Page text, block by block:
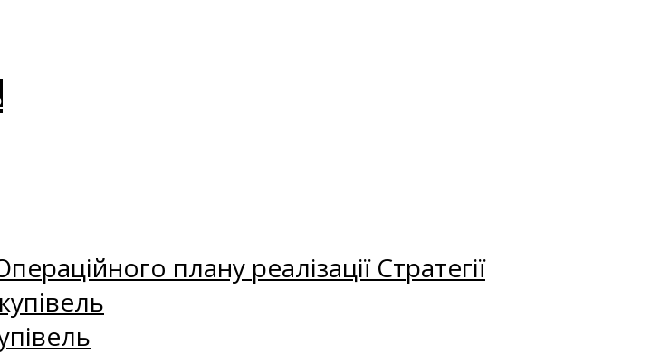
плану реалізації Стратегії